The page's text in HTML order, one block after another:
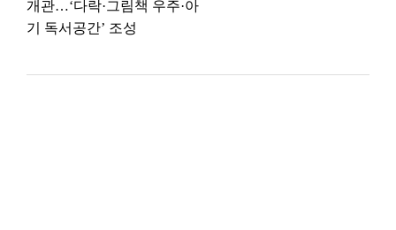
개관…‘다락·그림책 우주·아
기 독서공간’ 조성